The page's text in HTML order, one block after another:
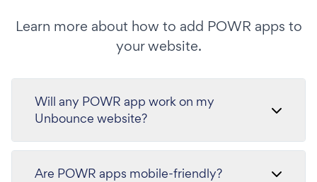
Learn more about how to add POWR apps to
your website.
Will any POWR app work on my
Unbounce website?
Are POWR apps mobile-friendly?